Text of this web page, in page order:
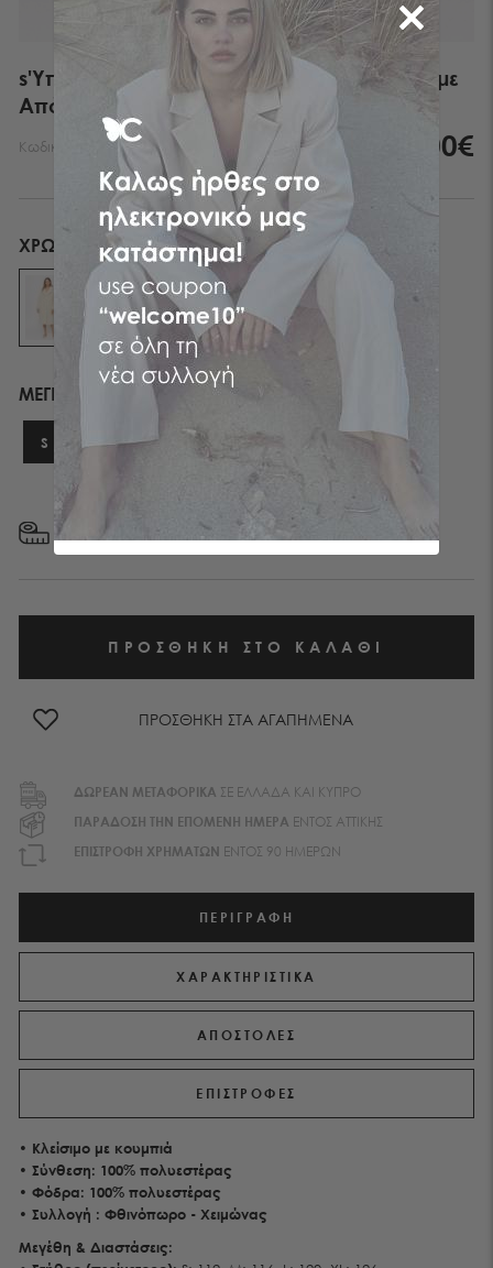
s'Υπέρκομψο Μακρύ Shearling Πανοφόρι με
Απόλυτη Απαλότητα
Κωδικός: 54101110-099 101,00€
ΧΡΏΜΑ OFF WHITE
ΜΕΓΕΘΟΣ
S M
ΜΕΓΕΘΟΛΟΓΙΟ
ΠΡΟΣΘΗΚΗ ΣΤΑ ΑΓΑΠΗΜΕΝΑ
ΔΩΡΕΑΝ ΜΕΤΑΦΟΡΙΚA ΣΕ ΕΛΛΑΔΑ ΚΑΙ ΚΥΠΡΟ
ΠΑΡΑΔΟΣΗ ΤΗΝ ΕΠΟΜΕΝΗ ΗΜΕΡΑ ΕΝΤΟΣ ΑΤΤΙΚΗΣ
EΠΙΣΤΡΟΦΗ ΧΡΗΜΑΤΩΝ ΕΝΤΟΣ 90 ΗΜΕΡΩΝ
ΠΕΡΙΓΡΑΦΉ
ΧΑΡΑΚΤΗΡΙΣΤΙΚΑ
ΑΠΟΣΤΟΛΕΣ
ΕΠΙΣΤΡΟΦΕΣ
• Κλείσιμο με κουμπιά
• Σύνθεση: 100% πολυεστέρας
• Φόδρα: 100% πολυεστέρας
• Συλλογή : Φθινόπωρο - Χειμώνας
Μεγέθη & Διαστάσεις: